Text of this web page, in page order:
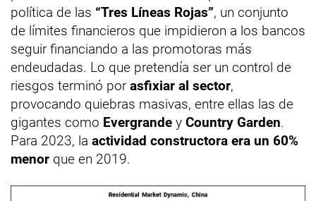
política de las “Tres Líneas Rojas”, un conjunto
de límites financieros que impidieron a los bancos
seguir financiando a las promotoras más
endeudadas. Lo que pretendía ser un control de
riesgos terminó por asfixiar al sector,
provocando quiebras masivas, entre ellas las de
gigantes como Evergrande y Country Garden.
Para 2023, la actividad constructora era un 60%
menor que en 2019.